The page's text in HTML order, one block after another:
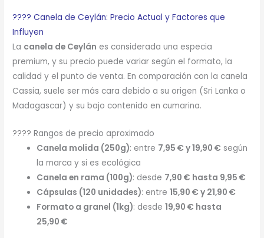
???? Canela de Ceylán: Precio Actual y Factores que
Influyen
La canela de Ceylán es considerada una especia
premium, y su precio puede variar según el formato, la
calidad y el punto de venta. En comparación con la canela
Cassia, suele ser más cara debido a su origen (Sri Lanka o
Madagascar) y su bajo contenido en cumarina.
???? Rangos de precio aproximado
Canela molida (250g): entre 7,95 € y 19,90 € según
la marca y si es ecológica
Canela en rama (100g): desde 7,90 € hasta 9,95 €
Cápsulas (120 unidades): entre15,90 € y 21,90 €
Formato a granel (1kg): desde19,90 € hasta
25,90 €